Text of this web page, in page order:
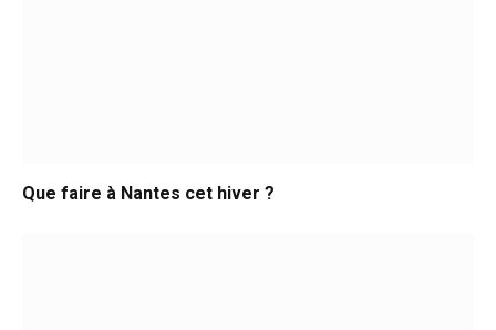
Que faire à Nantes cet hiver ?